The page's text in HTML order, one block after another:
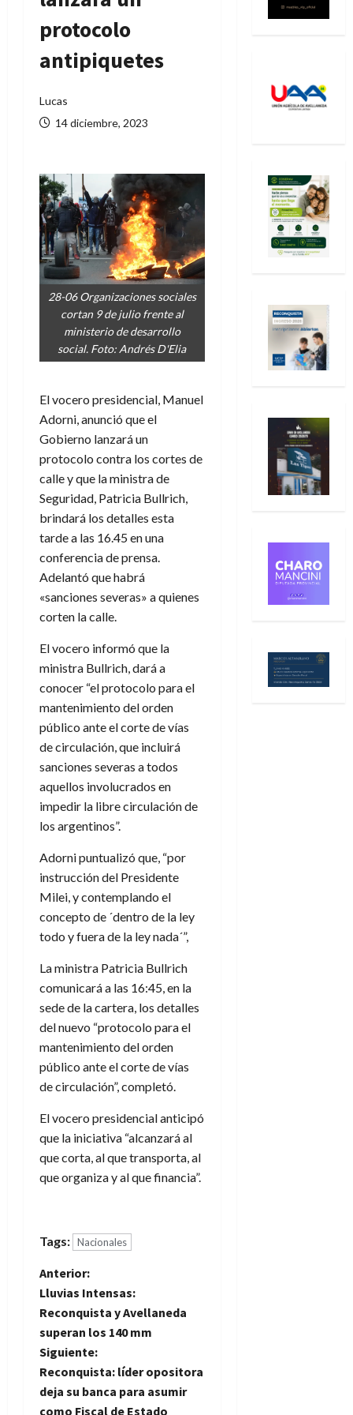
protocolo
antipiquetes
Lucas
14 diciembre, 2023
28-06 Organizaciones sociales
cortan 9 de julio frente al
ministerio de desarrollo
social. Foto: Andrés D'Elia
El vocero presidencial, Manuel
Adorni, anunció que el
Gobierno lanzará un
protocolo contra los cortes de
calle y que la ministra de
Seguridad, Patricia Bullrich,
brindará los detalles esta
tarde a las 16.45 en una
conferencia de prensa.
Adelantó que habrá
«sanciones severas» a quienes
corten la calle.
El vocero informó que la
ministra Bullrich, dará a
conocer “el protocolo para el
mantenimiento del orden
público ante el corte de vías
de circulación, que incluirá
sanciones severas a todos
aquellos involucrados en
impedir la libre circulación de
los argentinos”.
Adorni puntualizó que, “por
instrucción del Presidente
Milei, y contemplando el
concepto de ´dentro de la ley
todo y fuera de la ley nada´”,
La ministra Patricia Bullrich
comunicará a las 16:45, en la
sede de la cartera, los detalles
del nuevo “protocolo para el
mantenimiento del orden
público ante el corte de vías
de circulación”, completó.
El vocero presidencial anticipó
que la iniciativa “alcanzará al
que corta, al que transporta, al
que organiza y al que financia”.
Tags: Nacionales
N
a
v
e
Anterior:
Lluvias Intensas:
Reconquista y Avellaneda
superan los 140 mm
Siguiente:
Reconquista: líder opositora
deja su banca para asumir
como Fiscal de Estado